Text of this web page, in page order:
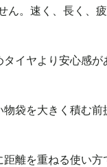
。速く、長く、
イヤより安心感
袋を大きく積む
離を重ねる使い